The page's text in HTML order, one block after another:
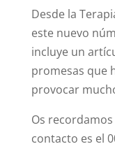
Desde la
este nuevo
incluye un
promesas que
provocar
Os
contacto es el